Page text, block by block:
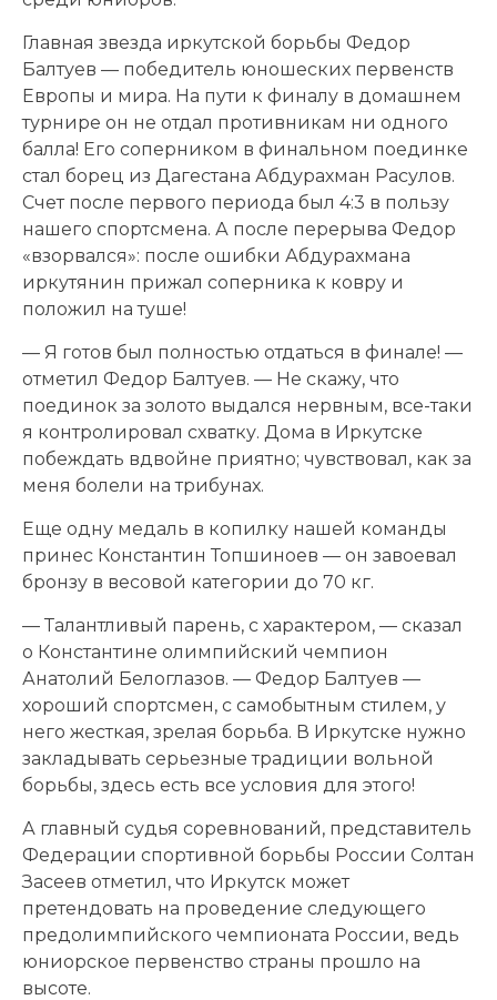
Главная звезда иркутской борьбы Федор
Балтуев — победитель юношеских первенств
Европы и мира. На пути к финалу в домашнем
турнире он не отдал противникам ни одного
балла! Его соперником в финальном поединке
стал борец из Дагестана Абдурахман Расулов.
Счет после первого периода был 4:3 в пользу
нашего спортсмена. А после перерыва Федор
«взорвался»: после ошибки Абдурахмана
иркутянин прижал соперника к ковру и
положил на туше!
— Я готов был полностью отдаться в финале! —
отметил Федор Балтуев. — Не скажу, что
поединок за золото выдался нервным, все-таки
я контролировал схватку. Дома в Иркутске
побеждать вдвойне приятно; чувствовал, как за
меня болели на трибунах.
Еще одну медаль в копилку нашей команды
принес Константин Топшиноев — он завоевал
бронзу в весовой категории до 70 кг.
— Талантливый парень, с характером, — сказал
о Константине олимпийский чемпион
Анатолий Белоглазов. — Федор Балтуев —
хороший спортсмен, с самобытным стилем, у
него жесткая, зрелая борьба. В Иркутске нужно
закладывать серьезные традиции вольной
борьбы, здесь есть все условия для этого!
А главный судья соревнований, представитель
Федерации спортивной борьбы России Солтан
Засеев отметил, что Иркутск может
претендовать на проведение следующего
предолимпийского чемпионата России, ведь
юниорское первенство страны прошло на
высоте.